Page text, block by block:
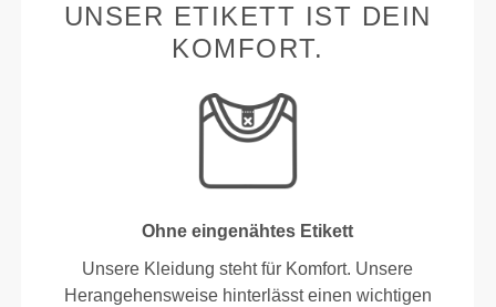
UNSER ETIKETT IST DEIN
KOMFORT.
Ohne eingenähtes Etikett
Unsere Kleidung steht für Komfort. Unsere
Herangehensweise hinterlässt einen wichtigen